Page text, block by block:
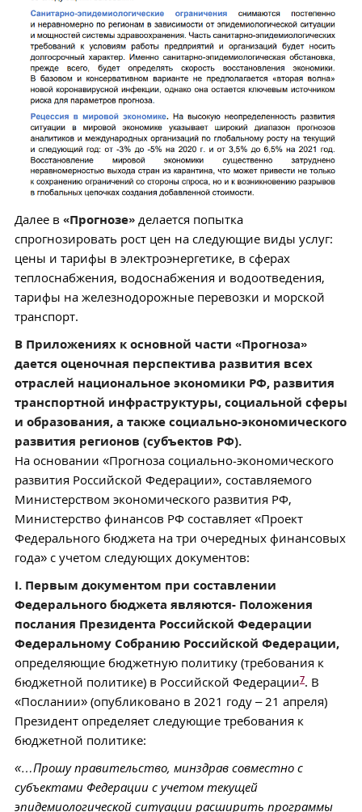
Далее в «Прогнозе» делается попытка
спрогнозировать рост цен на следующие виды услуг:
цены и тарифы в электроэнергетике, в сферах
теплоснабжения, водоснабжения и водоотведения,
тарифы на железнодорожные перевозки и морской
транспорт.
В Приложениях к основной части «Прогноза»
дается оценочная перспектива развития всех
отраслей национальное экономики РФ, развития
транспортной инфраструктуры, социальной сферы
и образования, а также социально-экономического
развития регионов (субъектов РФ).
На основании «Прогноза социально-экономического
развития Российской Федерации», составляемого
Министерством экономического развития РФ,
Министерство финансов РФ составляет «Проект
Федерального бюджета на три очередных финансовых
года» с учетом следующих документов:
I. Первым документом при составлении
Федерального бюджета являются- Положения
послания Президента Российской Федерации
Федеральному Собранию Российской Федерации,
определяющие бюджетную политику (требования к
бюджетной политике) в Российской Федерации7. В
«Послании» (опубликовано в 2021 году – 21 апреля)
Президент определяет следующие требования к
бюджетной политике:
«…Прошу правительство, минздрав совместно с
субъектами Федерации с учетом текущей
эпидемиологической ситуации расширить программы